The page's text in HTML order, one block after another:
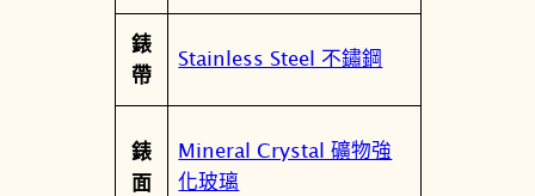
4
R
3
4
-
0
錶
帶
Stainless Steel 不鏽鋼
錶
面
Mineral Crystal 礦物強
化玻璃